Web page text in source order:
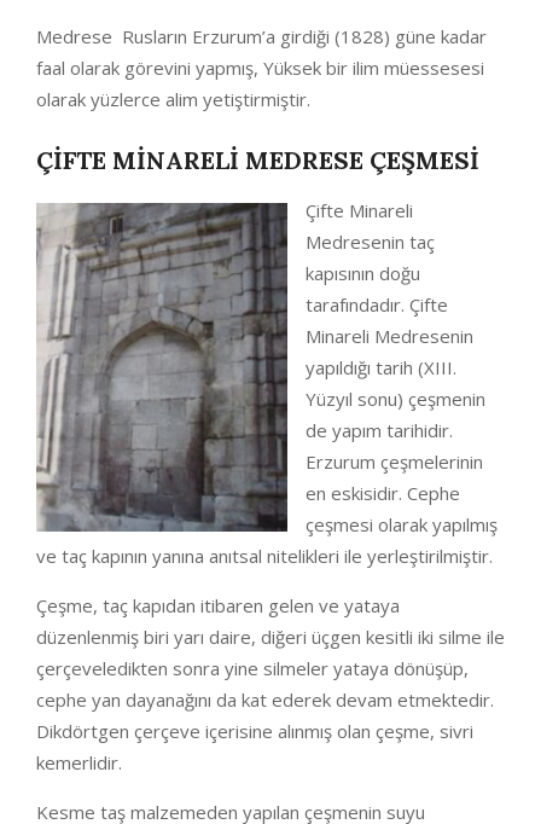
Medrese Rusların Erzurum’a girdiği (1828) güne kadar
faal olarak görevini yapmış, Yüksek bir ilim müessesesi
olarak yüzlerce alim yetiştirmiştir.
ÇİFTE MİNARELİ MEDRESE ÇEŞMESİ
Çifte Minareli
Medresenin taç
kapısının doğu
tarafındadır. Çifte
Minareli Medresenin
yapıldığı tarih (XIII.
Yüzyıl sonu) çeşmenin
de yapım tarihidir.
Erzurum çeşmelerinin
en eskisidir. Cephe
çeşmesi olarak yapılmış
ve taç kapının yanına anıtsal nitelikleri ile yerleştirilmiştir.
Çeşme, taç kapıdan itibaren gelen ve yataya
düzenlenmiş biri yarı daire, diğeri üçgen kesitli iki silme ile
çerçeveledikten sonra yine silmeler yataya dönüşüp,
cephe yan dayanağını da kat ederek devam etmektedir.
Dikdörtgen çerçeve içerisine alınmış olan çeşme, sivri
kemerlidir.
Kesme taş malzemeden yapılan çeşmenin suyu